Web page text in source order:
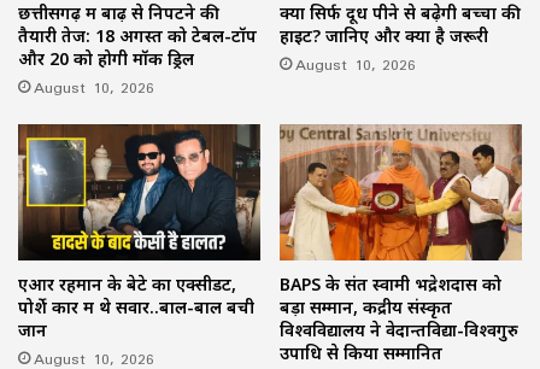
छत्तीसगढ़ में बाढ़ से निपटने की
तैयारी तेज: 18 अगस्त को टेबल-टॉप
और 20 को होगी मॉक ड्रिल
August 10, 2026
क्या सिर्फ दूध पीने से बढ़ेगी बच्चों की
हाइट? जानिए और क्या है जरूरी
August 10, 2026
एआर रहमान के बेटे का एक्सीडेंट,
पोर्शे कार में थे सवार..बाल-बाल बची
जान
August 10, 2026
BAPS के संत स्वामी भद्रेशदास को
बड़ा सम्मान, केंद्रीय संस्कृत
विश्वविद्यालय ने वेदान्तविद्या-विश्वगुरु
उपाधि से किया सम्मानित